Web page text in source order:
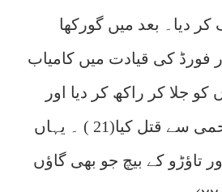
کر دیا۔ بعد میں گورکھا
کی قیادت میں کامیاب
کو جلا کر راکھ کر دیا اور
لوگوں کا بڑی بے رحمی سے قتل کیا(21 ) ۔ یہاں
تاؤڑو کے بیچ جو بھی گاؤں